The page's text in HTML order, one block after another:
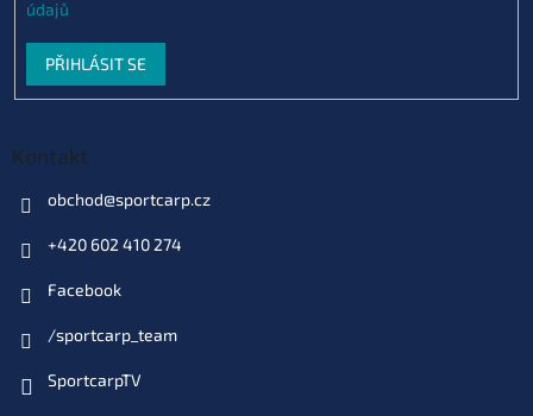
údajů
PŘIHLÁSIT SE
Kontakt
obchod@sportcarp.cz
+420 602 410 274
Facebook
/sportcarp_team
SportcarpTV